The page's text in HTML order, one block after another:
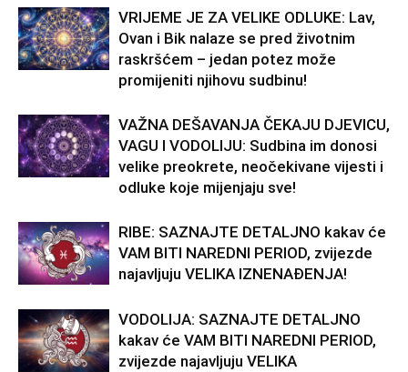
VRIJEME JE ZA VELIKE ODLUKE: Lav,
Ovan i Bik nalaze se pred životnim
raskršćem – jedan potez može
promijeniti njihovu sudbinu!
VAŽNA DEŠAVANJA ČEKAJU DJEVICU,
VAGU I VODOLIJU: Sudbina im donosi
velike preokrete, neočekivane vijesti i
odluke koje mijenjaju sve!
RIBE: SAZNAJTE DETALJNO kakav će
VAM BITI NAREDNI PERIOD, zvijezde
najavljuju VELIKA IZNENAĐENJA!
VODOLIJA: SAZNAJTE DETALJNO
kakav će VAM BITI NAREDNI PERIOD,
zvijezde najavljuju VELIKA